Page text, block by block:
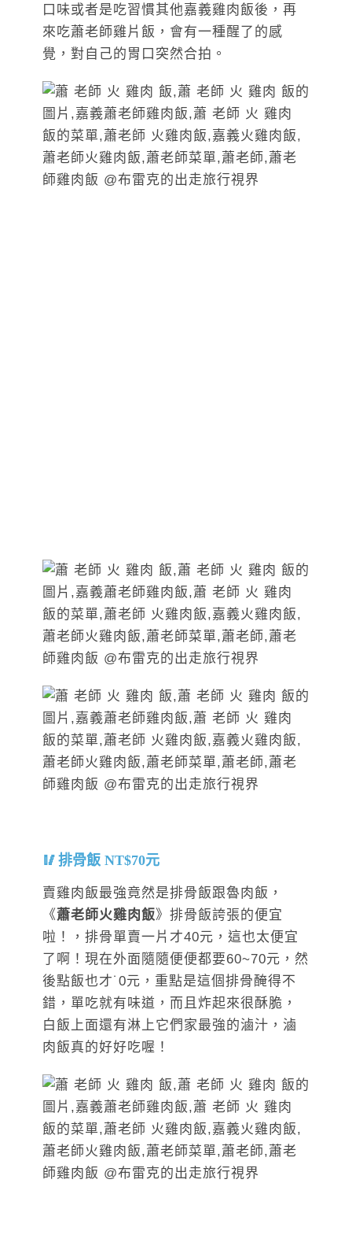
口味或者是吃習慣其他嘉義雞肉飯後，再
來吃蕭老師雞片飯，會有一種醒了的感
覺，對自己的胃口突然合拍。
排骨飯 NT$70元
賣雞肉飯最強竟然是排骨飯跟魯肉飯，
《蕭老師火雞肉飯》排骨飯誇張的便宜
啦！，排骨單賣一片才40元，這也太便宜
了啊！現在外面隨隨便便都要60~70元，然
後點飯也才˙0元，重點是這個排骨醃得不
錯，單吃就有味道，而且炸起來很酥脆，
白飯上面還有淋上它們家最強的滷汁，滷
肉飯真的好好吃喔！